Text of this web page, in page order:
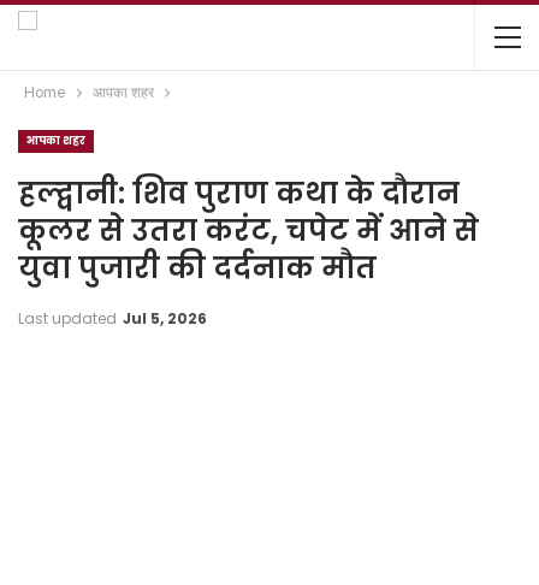
Home आपका शहर
आपका शहर
हल्द्वानी: शिव पुराण कथा के दौरान
कूलर से उतरा करंट, चपेट में आने से
युवा पुजारी की दर्दनाक मौत
Last updated Jul 5, 2026